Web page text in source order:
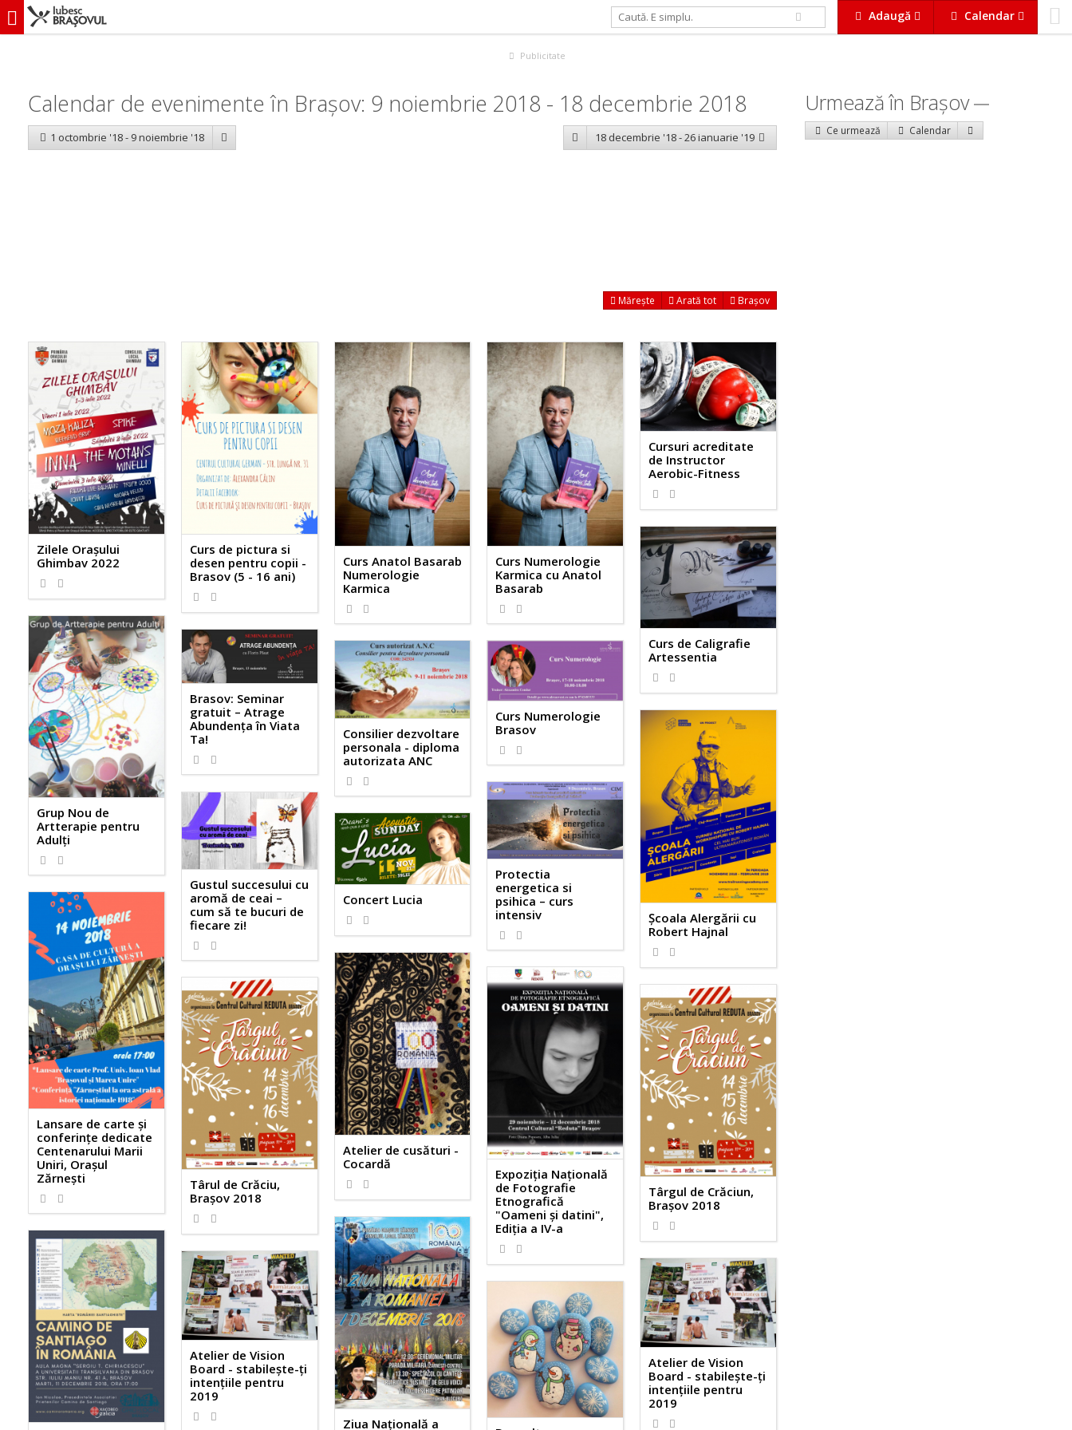
Adaugă Calendar
iubescbraşovul.ro
Publicitate
Calendar de evenimente în Brașov: 9 noiembrie 2018 - 18 decembrie 2018
1 octombrie '18 - 9 noiembrie '18 18 decembrie '18 - 26 ianuarie '19
Mărește Arată tot Brașov
Zilele Orașului
Ghimbav 2022
8189
Curs de pictura si
desen pentru copii -
Brasov (5 - 16 ani)
7371
Curs Anatol Basarab
Numerologie
Karmica
2089
Curs Numerologie
Karmica cu Anatol
Basarab
2000
Cursuri acreditate
de Instructor
Aerobic-Fitness
1645
Curs de Caligrafie
Artessentia
2388
Grup Nou de
Artterapie pentru
Adulţi
1238
Brasov: Seminar
gratuit – Atrage
Abundența în Viata
Ta!
1428
Consilier dezvoltare
personala - diploma
autorizata ANC
1045
Curs Numerologie
Brasov
1272
Școala Alergării cu
Robert Hajnal
1371
Protectia
energetica si
psihica – curs
intensiv
1184
Gustul succesului cu
aromă de ceai –
cum să te bucuri de
fiecare zi!
1130
Concert Lucia
1194
Lansare de carte și
conferințe dedicate
Centenarului Marii
Uniri, Orașul
Zărnești
1630
Atelier de cusături -
Cocardă
1617
Expoziţia Naţională
de Fotografie
Etnografică
"Oameni şi datini",
Ediţia a IV-a
2529
Târul de Crăciu,
Brașov 2018
1456
Târgul de Crăciun,
Brașov 2018
2191
Ziua Națională a
Atelier de Vision
Board - stabileşte-ţi
intenţiile pentru
2019
1227
Atelier de Vision
Board - stabileşte-ţi
intenţiile pentru
2019
1333
Urmează în Braşov
Ce urmează Calendar